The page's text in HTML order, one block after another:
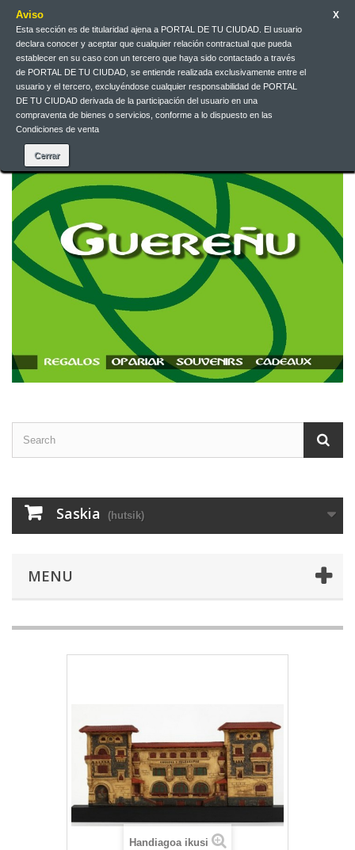
Aviso
Esta sección es de titularidad ajena a PORTAL DE TU CIUDAD. El usuario
declara conocer y aceptar que cualquier relación contractual que pueda
establecer en su caso con un tercero que haya sido contactado a través
de PORTAL DE TU CIUDAD, se entiende realizada exclusivamente entre el
usuario y el tercero, excluyéndose cualquier responsabilidad de PORTAL
DE TU CIUDAD derivada de la participación del usuario en una
compraventa de bienes o servicios, conforme a lo dispuesto en las
Condiciones de venta
X
Euskera
Euskera
Jarri gurekin harremanetan
Saskia (hutsik)
MENU
Handiagoa ikusi